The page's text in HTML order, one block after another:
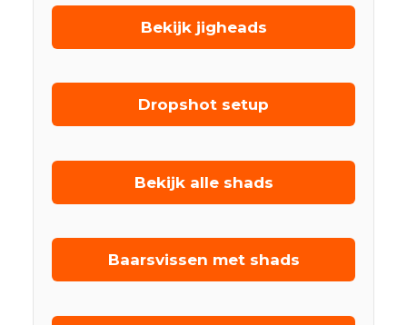
Bekijk jigheads
Dropshot setup
Bekijk alle shads
Baarsvissen met shads